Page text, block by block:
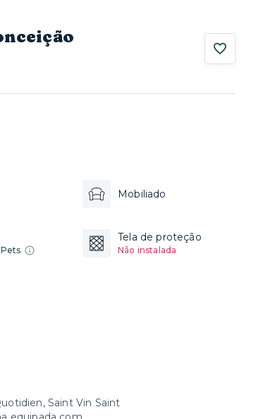
Mobiliado
Tela de proteção
Não instalada
Saint Vin Saint